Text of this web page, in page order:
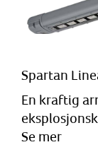
Spartan
En kraftig
Se mer